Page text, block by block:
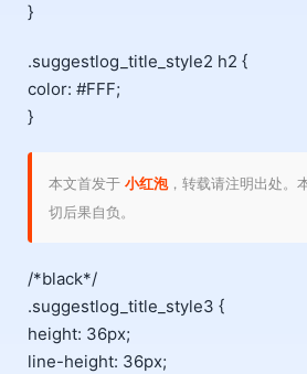
}
.suggestlog_title_style2 h2 {
color: #FFF;
}
本文首发于 小红泡，转载请注明出处。
切后果自负。
/*black*/
.suggestlog_title_style3 {
height: 36px;
line-height: 36px;